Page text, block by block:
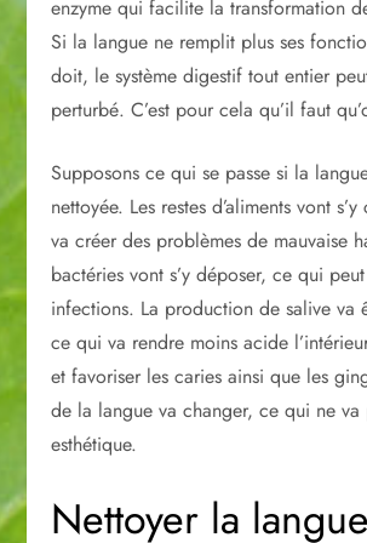
enzyme qui facilite la transformation
Si la langue ne remplit plus ses
doit, le système digestif tout entier
perturbé. C’est pour cela qu’il faut
Supposons ce qui se passe si la
nettoyée. Les restes d’aliments vont
va créer des problèmes de mauvaise
bactéries vont s’y déposer, ce qui
infections. La production de salive va
ce qui va rendre moins acide
et favoriser les caries ainsi que les
de la langue va changer, ce qui ne va
esthétique.
Nettoyer la